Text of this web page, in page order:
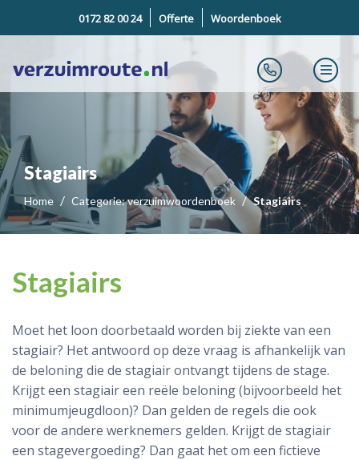
0172 82 00 24 Offerte Woordenboek
Stagiairs
Home Categorie: verzuimwoordenboek Stagiairs
Stagiairs
Moet het loon doorbetaald worden bij ziekte van een
stagiair? Het antwoord op deze vraag is afhankelijk van
de beloning die de stagiair ontvangt tijdens de stage.
Krijgt een stagiair een reële beloning (bijvoorbeeld het
minimumjeugdloon)? Dan gelden de regels die ook
voor de andere werknemers gelden. Krijgt de stagiair
een stagevergoeding? Dan gaat het om een fictieve